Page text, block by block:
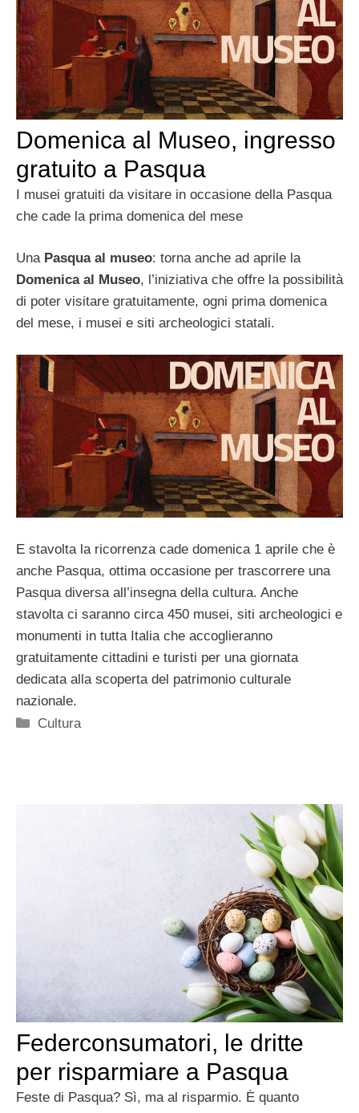
Domenica al Museo, ingresso
gratuito a Pasqua
I musei gratuiti da visitare in occasione della Pasqua
che cade la prima domenica del mese
Una Pasqua al museo: torna anche ad aprile la
Domenica al Museo, l’iniziativa che offre la possibilità
di poter visitare gratuitamente, ogni prima domenica
del mese, i musei e siti archeologici statali.
E stavolta la ricorrenza cade domenica 1 aprile che è
anche Pasqua, ottima occasione per trascorrere una
Pasqua diversa all’insegna della cultura. Anche
stavolta ci saranno circa 450 musei, siti archeologici e
monumenti in tutta Italia che accoglieranno
gratuitamente cittadini e turisti per una giornata
dedicata alla scoperta del patrimonio culturale
nazionale.
Categorie
Cultura
Federconsumatori, le dritte
per risparmiare a Pasqua
Feste di Pasqua? Sì, ma al risparmio. È quanto